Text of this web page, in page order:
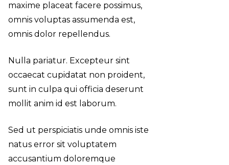
maxime placeat facere possimus,
omnis voluptas assumenda est,
omnis dolor repellendus.
Nulla pariatur. Excepteur sint
occaecat cupidatat non proident,
sunt in culpa qui officia deserunt
mollit anim id est laborum.
Sed ut perspiciatis unde omnis iste
natus error sit voluptatem
accusantium doloremque